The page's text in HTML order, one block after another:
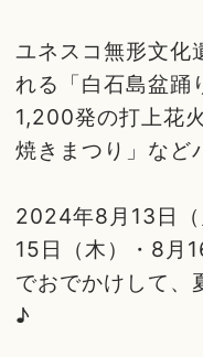
ユネスコ無形文化
れる「白石島盆踊
1,200発の打上花
焼きまつり」など
2024年8月13日（
15日（木）・8月
でおでかけして、
♪